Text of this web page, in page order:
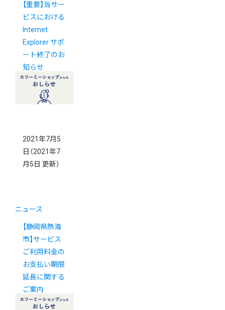
【重要】当サー
ビスにおける
Internet
Explorer サポ
ート終了のお
知らせ
2021年7月5
日 （2021年7
月5日 更新）
ニュース
【静岡県熱海
市】サービス
ご利用料金の
お支払い期限
延長に関する
ご案内